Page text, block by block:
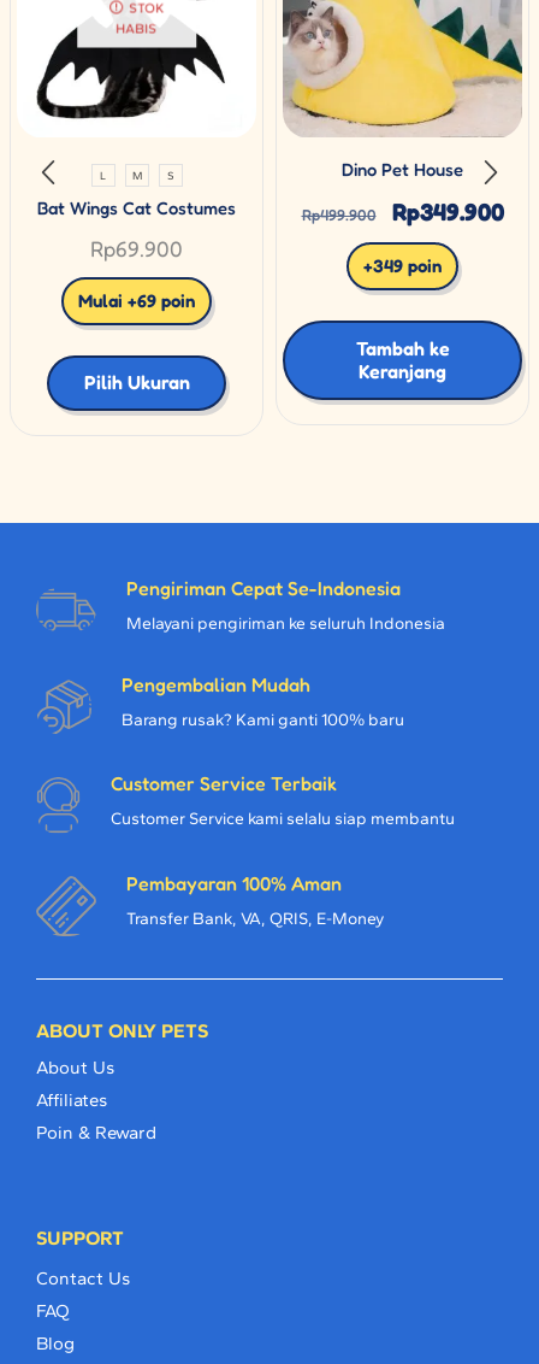
STOK
HABIS
L M S
Bat Wings Cat Costumes
Rp69.900
Mulai +69 poin
Pilih Ukuran
Dino Pet House
Rp499.900 Rp349.900
+349 poin
Tambah ke
Keranjang
Pengiriman Cepat Se-Indonesia
Melayani pengiriman ke seluruh Indonesia
Pengembalian Mudah
Barang rusak? Kami ganti 100% baru
Customer Service Terbaik
Customer Service kami selalu siap membantu
Pembayaran 100% Aman
Transfer Bank, VA, QRIS, E-Money
ABOUT ONLY PETS
About Us
Affiliates
Poin & Reward
SUPPORT
Contact Us
FAQ
Blog